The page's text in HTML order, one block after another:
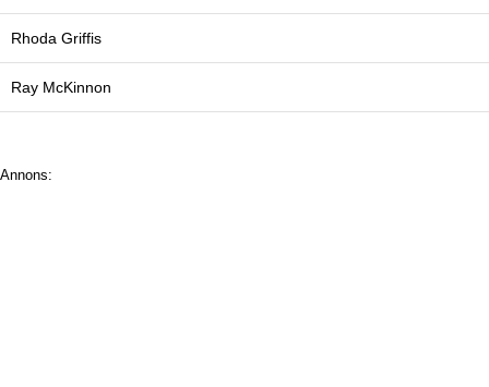
Rhoda Griffis
Ray McKinnon
Annons: